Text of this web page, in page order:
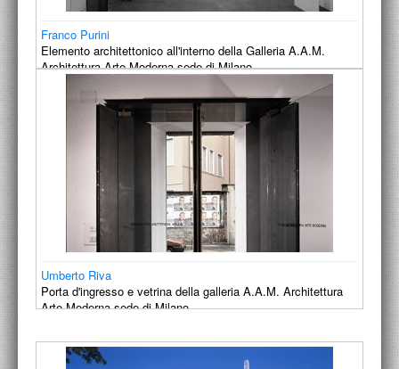
Franco Purini
Elemento architettonico all'interno della Galleria A.A.M.
Architettura Arte Moderna sede di Milano
Umberto Riva
Porta d'ingresso e vetrina della galleria A.A.M. Architettura
Arte Moderna sede di Milano